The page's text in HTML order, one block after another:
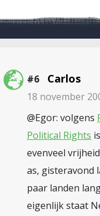
#6 Carlos
18 november
@Egor: volgens
Political Rights
evenveel
as, gisteravond
paar landen
eigenlijk staat